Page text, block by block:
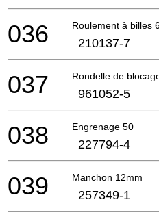
Roulement à billes
036 210137-7
Rondelle de
037 961052-5
Engrenage 50
038 227794-4
Manchon 12mm
039 257349-1